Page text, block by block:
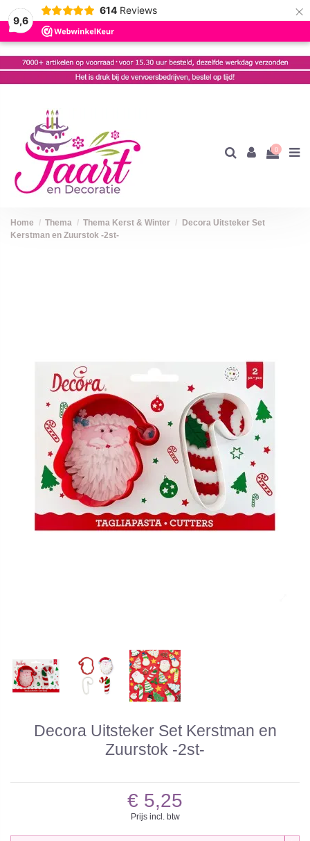
9,6
614 Reviews ×
0
Home Thema Thema Kerst & Winter
Decora Uitsteker Set
Kerstman en Zuurstok -2st-
Decora Uitsteker Set Kerstman en
Zuurstok -2st-
€ 5,25
Prijs incl. btw